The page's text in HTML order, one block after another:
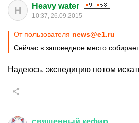
H Heavy water
10:37, 26.09.2015
От пользователя news@e1.ru
Сейчас в заповедное место
Надеюсь, экспедицию потом